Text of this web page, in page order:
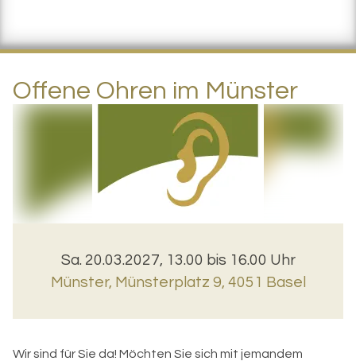
Offene Ohren im Münster
Sa. 20.03.2027, 13.00 bis 16.00 Uhr
Münster, Münsterplatz 9, 4051 Basel
Wir sind für Sie da! Möchten Sie sich mit jemandem